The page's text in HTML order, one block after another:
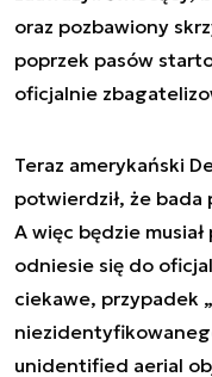
oraz pozbawiony
poprzek pasów
oficjalnie
Teraz amerykański
potwierdził, że
A więc będzie
odniesie się do
ciekawe, przypadek
unidentified aerial